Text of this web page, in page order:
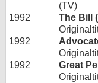
(TV)
1992
The Bill
1992
1992
Great